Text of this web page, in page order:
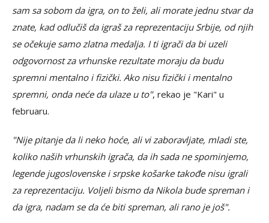
sam sa sobom da igra, on to želi, ali morate jednu stvar da
znate, kad odlučiš da igraš za reprezentaciju Srbije, od njih
se očekuje samo zlatna medalja. I ti igrači da bi uzeli
odgovornost za vrhunske rezultate moraju da budu
spremni mentalno i fizički. Ako nisu fizički i mentalno
spremni, onda neće da ulaze u to", rekao je "Kari" u
februaru.
"Nije pitanje da li neko hoće, ali vi zaboravljate, mladi ste,
koliko naših vrhunskih igrača, da ih sada ne spominjemo,
legende jugoslovenske i srpske košarke takođe nisu igrali
za reprezentaciju. Voljeli bismo da Nikola bude spreman i
da igra, nadam se da će biti spreman, ali rano je još".